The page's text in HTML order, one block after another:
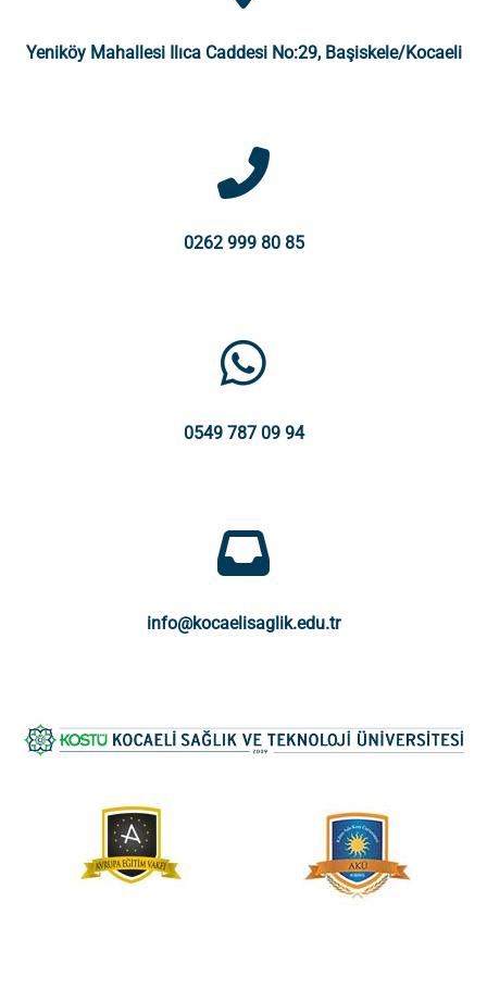
Yeniköy Mahallesi Ilıca Caddesi No:29, Başiskele/Kocaeli
0262 999 80 85
0549 787 09 94
info@kocaelisaglik.edu.tr